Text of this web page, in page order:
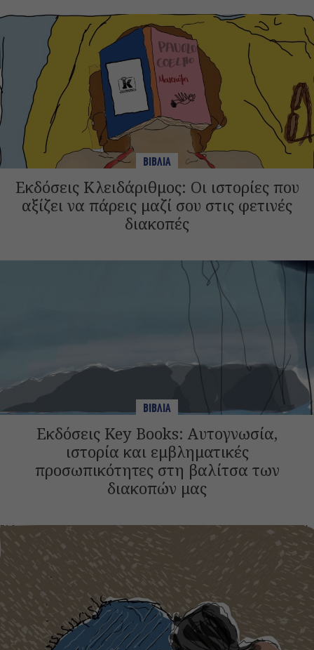
ΒΙΒΛΙΑ
Εκδόσεις Κλειδάριθμος: Οι ιστορίες που
αξίζει να πάρεις μαζί σου στις φετινές
διακοπές
ΒΙΒΛΙΑ
Εκδόσεις Key Books: Αυτογνωσία,
ιστορία και εμβληματικές
προσωπικότητες στη βαλίτσα των
διακοπών μας